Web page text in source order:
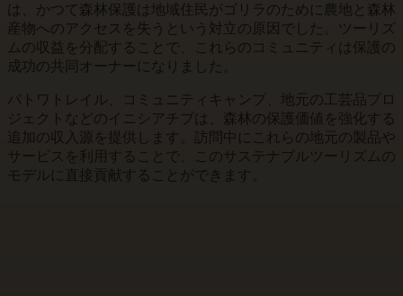
は、かつて森林保護は地域住民がゴリラのために農地と森林
産物へのアクセスを失うという対立の原因でした。ツーリズ
ムの収益を分配することで、これらのコミュニティは保護の
成功の共同オーナーになりました。
バトワトレイル、コミュニティキャンプ、地元の工芸品プロ
ジェクトなどのイニシアチブは、森林の保護価値を強化する
追加の収入源を提供します。訪問中にこれらの地元の製品や
サービスを利用することで、このサステナブルツーリズムの
モデルに直接貢献することができます。